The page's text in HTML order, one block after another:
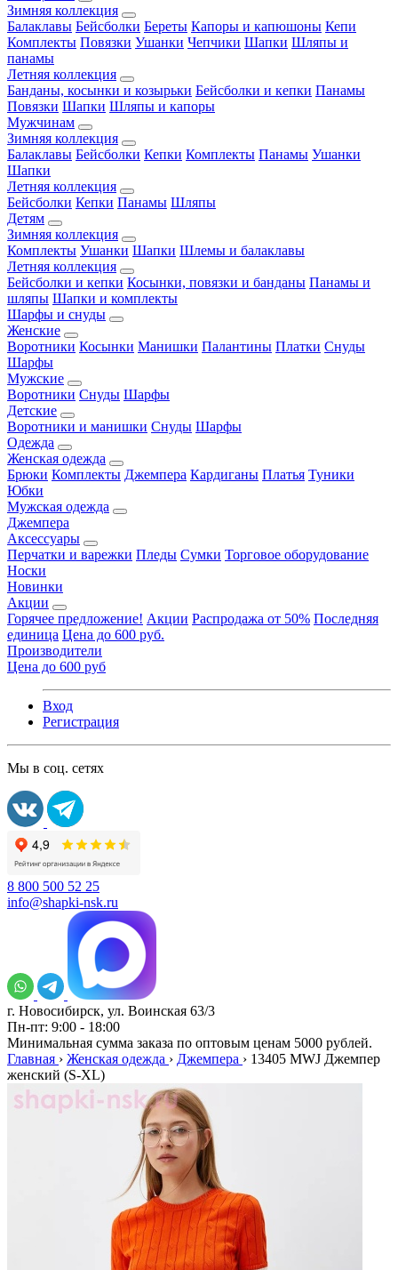
Зимняя коллекция
Балаклавы Бейсболки Береты Капоры и капюшоны Кепи
Комплекты Повязки Ушанки Чепчики Шапки Шляпы и
панамы
Летняя коллекция
Банданы, косынки и козырьки Бейсболки и кепки Панамы
Повязки Шапки Шляпы и капоры
Мужчинам
Зимняя коллекция
Балаклавы Бейсболки Кепки Комплекты Панамы Ушанки
Шапки
Летняя коллекция
Бейсболки Кепки Панамы Шляпы
Детям
Зимняя коллекция
Комплекты Ушанки Шапки Шлемы и балаклавы
Летняя коллекция
Бейсболки и кепки Косынки, повязки и банданы Панамы и
шляпы Шапки и комплекты
Шарфы и снуды
Женские
Воротники Косынки Манишки Палантины Платки Снуды
Шарфы
Мужские
Воротники Снуды Шарфы
Детские
Воротники и манишки Снуды Шарфы
Одежда
Женская одежда
Брюки Комплекты Джемпера Кардиганы Платья Туники
Юбки
Мужская одежда
Джемпера
Аксессуары
Перчатки и варежки Пледы Сумки Торговое оборудование
Носки
Новинки
Акции
Горячее предложение! Акции Распродажа от 50% Последняя
единица Цена до 600 руб.
Производители
Цена до 600 руб
Вход
Регистрация
Мы в соц. сетях
8 800 500 52 25
info@shapki-nsk.ru
г. Новосибирск, ул. Воинская 63/3
Пн-пт: 9:00 - 18:00
Минимальная сумма заказа по оптовым ценам 5000 рублей.
Главная › Женская одежда › Джемпера › 13405 MWJ Джемпер
женский (S-XL)